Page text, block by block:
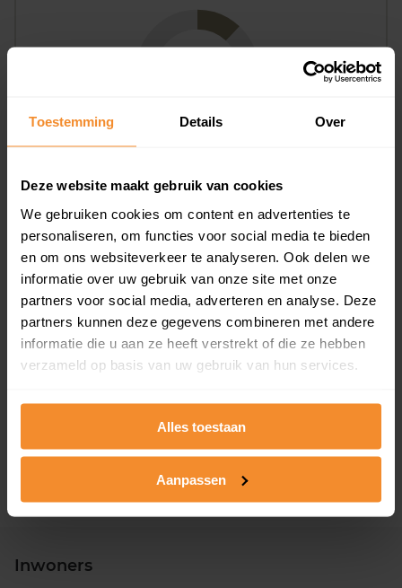
Toestemming Details Over
Deze website maakt gebruik van cookies
We gebruiken cookies om content en advertenties te
personaliseren, om functies voor social media te bieden
en om ons websiteverkeer te analyseren. Ook delen we
informatie over uw gebruik van onze site met onze
partners voor social media, adverteren en analyse. Deze
partners kunnen deze gegevens combineren met andere
informatie die u aan ze heeft verstrekt of die ze hebben
verzameld op basis van uw gebruik van hun services.
Alles toestaan
Aanpassen
T/m 1945
27%
2008 of later
10%
Inwoners